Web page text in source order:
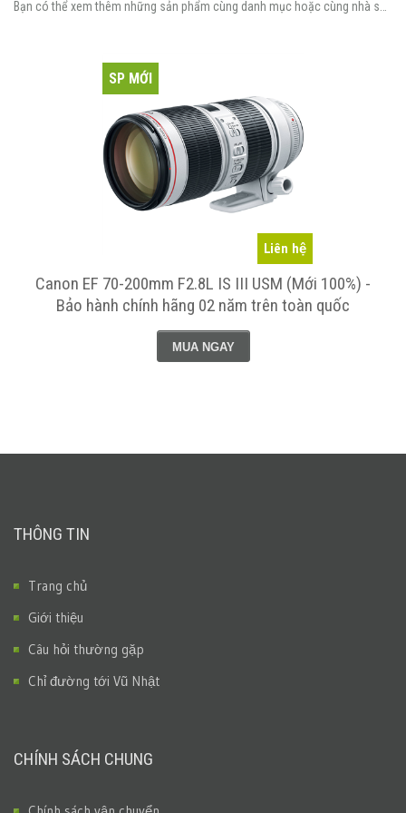
Liên hệ
SP MỚI
Canon EF 70-200mm F2.8L IS III USM (Mới 100%) -
Bảo hành chính hãng 02 năm trên toàn quốc
MUA NGAY
THÔNG TIN
Trang chủ
Giới thiệu
Câu hỏi thường gặp
Chỉ đường tới Vũ Nhật
CHÍNH SÁCH CHUNG